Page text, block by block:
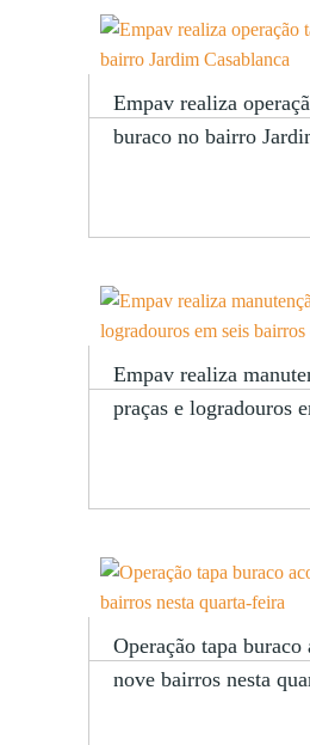
Empav realiza
buraco no bairro
Empav realiza
praças e logradouros
Operação tapa buraco
nove bairros nesta